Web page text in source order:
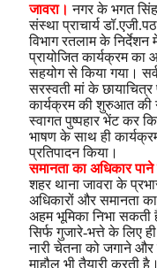
जावरा। नगर के भगत सिंह
संस्था प्राचार्य
विभाग रतलाम के निर्देशन
प्रायोजित कार्यक्रम का
सहयोग से किया गया।
सरस्वती मां के छायाचित्र
कार्यक्रम की शुरुआत की
स्वागत पुष्पहार भेंट कर
भाषण के साथ ही
प्रतिपादन किया।
समानता का अधिकार
शहर थाना जावरा के
अधिकारों और समानता
अहम भूमिका निभा
सिर्फ गुजारे-भत्ते के लिए
नारी चेतना को जगाने और
माहौल भी तैयारी करती